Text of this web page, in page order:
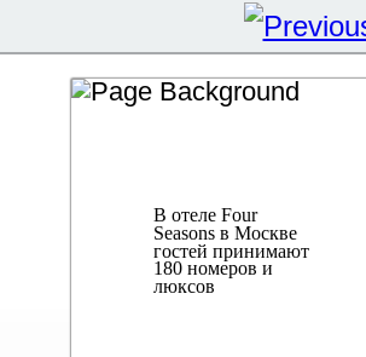
В отеле Four
Seasons в Москве
гостей принимают
180 номеров и
люксов